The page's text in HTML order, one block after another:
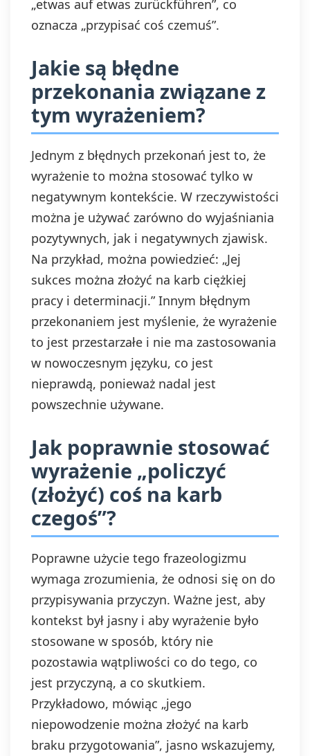
„etwas auf etwas zurückführen”, co
oznacza „przypisać coś czemuś”.
Jakie są błędne
przekonania związane z
tym wyrażeniem?
Jednym z błędnych przekonań jest to, że
wyrażenie to można stosować tylko w
negatywnym kontekście. W rzeczywistości
można je używać zarówno do wyjaśniania
pozytywnych, jak i negatywnych zjawisk.
Na przykład, można powiedzieć: „Jej
sukces można złożyć na karb ciężkiej
pracy i determinacji.” Innym błędnym
przekonaniem jest myślenie, że wyrażenie
to jest przestarzałe i nie ma zastosowania
w nowoczesnym języku, co jest
nieprawdą, ponieważ nadal jest
powszechnie używane.
Jak poprawnie stosować
wyrażenie „policzyć
(złożyć) coś na karb
czegoś”?
Poprawne użycie tego frazeologizmu
wymaga zrozumienia, że odnosi się on do
przypisywania przyczyn. Ważne jest, aby
kontekst był jasny i aby wyrażenie było
stosowane w sposób, który nie
pozostawia wątpliwości co do tego, co
jest przyczyną, a co skutkiem.
Przykładowo, mówiąc „jego
niepowodzenie można złożyć na karb
braku przygotowania”, jasno wskazujemy,